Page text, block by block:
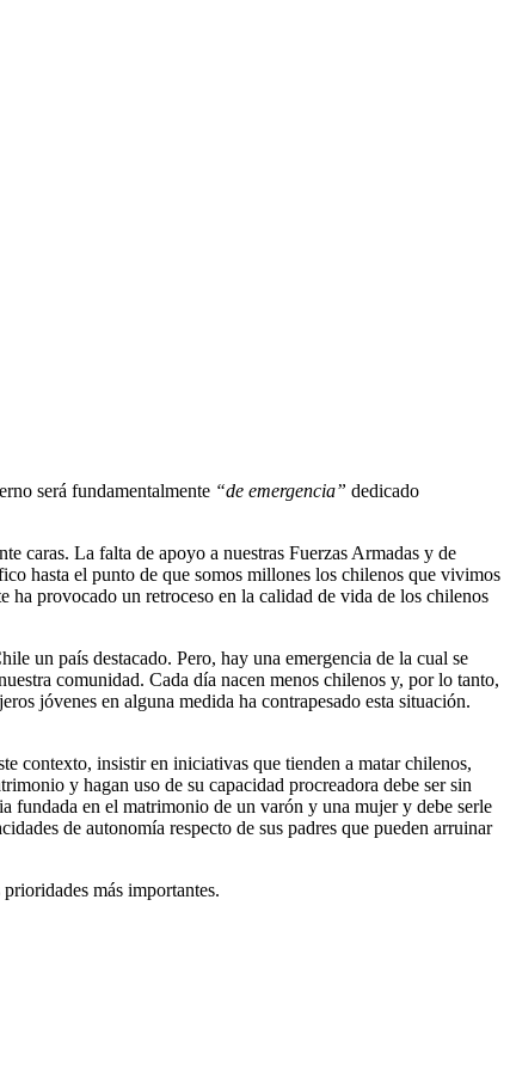
será fundamentalmente “de emergencia” dedicado
caras. La falta de apoyo a nuestras Fuerzas Armadas y de
hasta el punto de que somos millones los chilenos que vivimos
ha provocado un retroceso en la calidad de vida de los chilenos
un país destacado. Pero, hay una emergencia de la cual se
comunidad. Cada día nacen menos chilenos y, por lo tanto,
jóvenes en alguna medida ha contrapesado esta situación.
contexto, insistir en iniciativas que tienden a matar chilenos,
y hagan uso de su capacidad procreadora debe ser sin
fundada en el matrimonio de un varón y una mujer y debe serle
de autonomía respecto de sus padres que pueden arruinar
más importantes.